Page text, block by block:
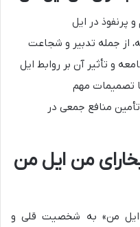
پرنفوذ در ایل
از جمله تدبیر و شجاعت
و تأثیر آن بر روابط ایل
تصمیمات مهم
منافع جمعی در
7 کتاب بخارای من ایل من
ایل من» به شخصیت قلی و